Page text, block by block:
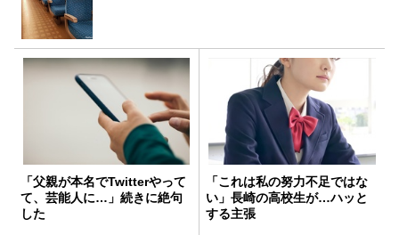
「父親が本名でTwitterやって
て、芸能人に…」続きに絶句
した
「これは私の努力不足ではな
い」長崎の高校生が…ハッと
する主張